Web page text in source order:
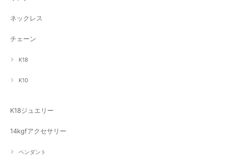
ネックレス
チェーン
K18
K10
K18ジュエリー
14kgfアクセサリー
ペンダント